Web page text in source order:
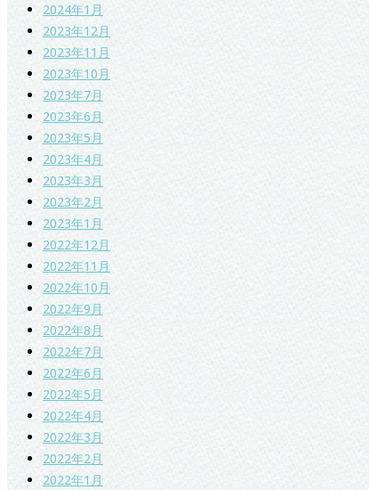
2024年1月
2023年12月
2023年11月
2023年10月
2023年7月
2023年6月
2023年5月
2023年4月
2023年3月
2023年2月
2023年1月
2022年12月
2022年11月
2022年10月
2022年9月
2022年8月
2022年7月
2022年6月
2022年5月
2022年4月
2022年3月
2022年2月
2022年1月